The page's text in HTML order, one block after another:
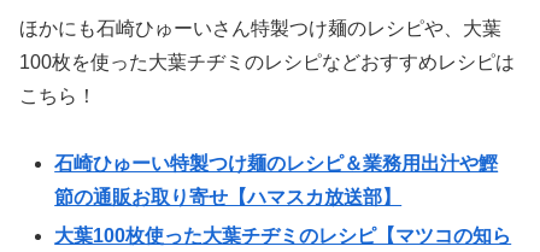
ほかにも石崎ひゅーいさん特製つけ麺のレシピや、大葉
100枚を使った大葉チヂミのレシピなどおすすめレシピは
こちら！
石崎ひゅーい特製つけ麺のレシピ＆業務用出汁や鰹
節の通販お取り寄せ【ハマスカ放送部】
大葉100枚使った大葉チヂミのレシピ【マツコの知ら